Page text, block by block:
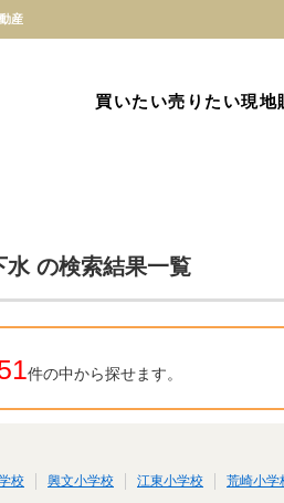
産
買いたい売りたい現地
の検索結果一覧
件の中から探せます。
校 興文小学校 江東小学校 荒崎小学